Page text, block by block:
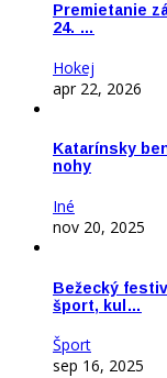
Premietanie
24. …
Hokej
apr 22, 2026
Katarínsky
nohy
Iné
nov 20, 2025
Bežecký
šport, kul…
Šport
sep 16, 2025